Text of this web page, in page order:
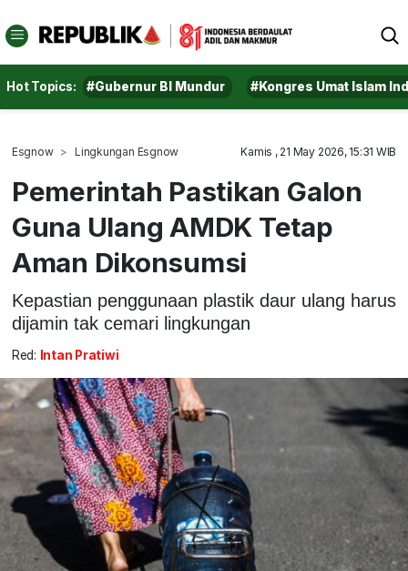
Hot Topics: #Gubernur BI Mundur #Kongres Umat Islam
Esgnow Lingkungan Esgnow Kamis , 21 May 2026, 15:31 WIB
Pemerintah Pastikan Galon
Guna Ulang AMDK Tetap
Aman Dikonsumsi
Kepastian penggunaan plastik daur ulang harus
dijamin tak cemari lingkungan
Red: Intan Pratiwi